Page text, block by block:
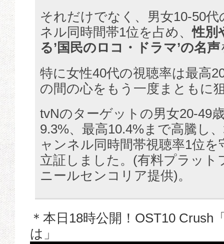
それだけでなく、男女10-50
ネル同時間帯1位を占め、性別
る’国民のロコ・ドラマ’の名声
特に女性40代の視聴率は最高
の間の心をもう一度まともに
tvNのターゲットの男女20-49
9.3%、最高10.4%まで高騰し
ャンネル同時間帯視聴率1位
立証しました。(有料プラット
ニールセンコリア提供)。
＊本日18時公開！OST10 Crush
は」